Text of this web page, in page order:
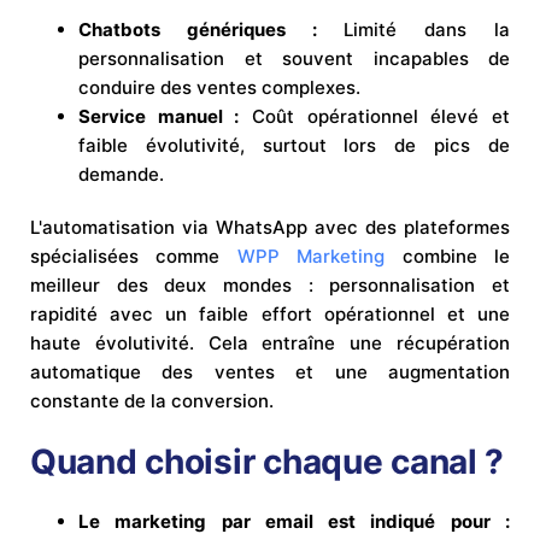
Chatbots génériques :Limité dans la
personnalisation et souvent incapables de
conduire des ventes complexes.
Service manuel : Coût opérationnel élevé et
faible évolutivité, surtout lors de pics de
demande.
L'automatisation via WhatsApp avec des plateformes
spécialisées comme WPP Marketing combine le
meilleur des deux mondes : personnalisation et
rapidité avec un faible effort opérationnel et une
haute évolutivité. Cela entraîne une récupération
automatique des ventes et une augmentation
constante de la conversion.
Quand choisir chaque canal ?
Le marketing par email est indiqué pour :